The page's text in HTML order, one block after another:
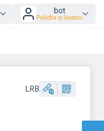
bot
Pořiďte si licenci
LRB